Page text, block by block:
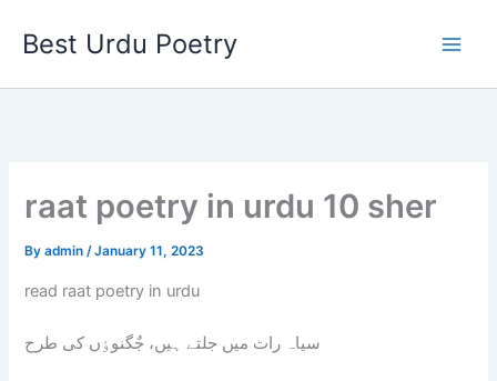
Best Urdu Poetry
raat poetry in urdu 10 sher
Byadmin/January 11, 2023
read raat poetry in urdu
سیاہ رات میں جلتے ہیں، جٌگنوٶں کی طرح